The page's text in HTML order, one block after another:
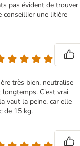
pas évident de trouver
conseillier une litière
très bien, neutralise
longtemps. C'est vrai
vaut la peine, car elle
de 15 kg.